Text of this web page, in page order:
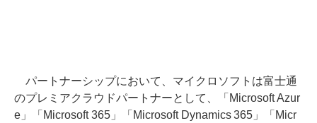
パートナーシップにおいて、マイクロソフトは富士通
のプレミアクラウドパートナーとして、「Microsoft Azur
e」「Microsoft 365」「Microsoft Dynamics 365」「Micr